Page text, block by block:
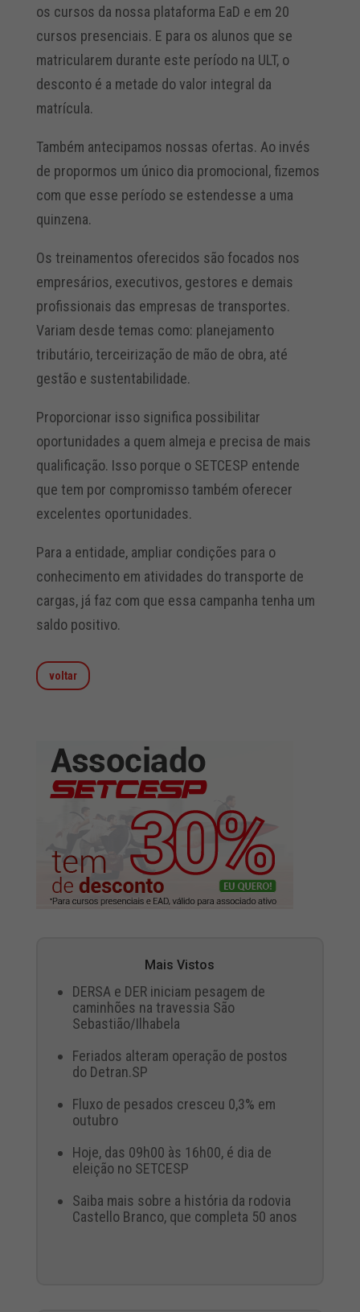
os cursos da nossa plataforma EaD e em 20
cursos presenciais. E para os alunos que se
matricularem durante este período na ULT, o
desconto é a metade do valor integral da
matrícula.
Também antecipamos nossas ofertas. Ao invés
de propormos um único dia promocional, fizemos
com que esse período se estendesse a uma
quinzena.
Os treinamentos oferecidos são focados nos
empresários, executivos, gestores e demais
profissionais das empresas de transportes.
Variam desde temas como: planejamento
tributário, terceirização de mão de obra, até
gestão e sustentabilidade.
Proporcionar isso significa possibilitar
oportunidades a quem almeja e precisa de mais
qualificação. Isso porque o SETCESP entende
que tem por compromisso também oferecer
excelentes oportunidades.
Para a entidade, ampliar condições para o
conhecimento em atividades do transporte de
cargas, já faz com que essa campanha tenha um
saldo positivo.
voltar
Mais Vistos
DERSA e DER iniciam pesagem de
caminhões na travessia São
Sebastião/Ilhabela
Feriados alteram operação de postos
do Detran.SP
Fluxo de pesados cresceu 0,3% em
outubro
Hoje, das 09h00 às 16h00, é dia de
eleição no SETCESP
Saiba mais sobre a história da rodovia
Castello Branco, que completa 50 anos